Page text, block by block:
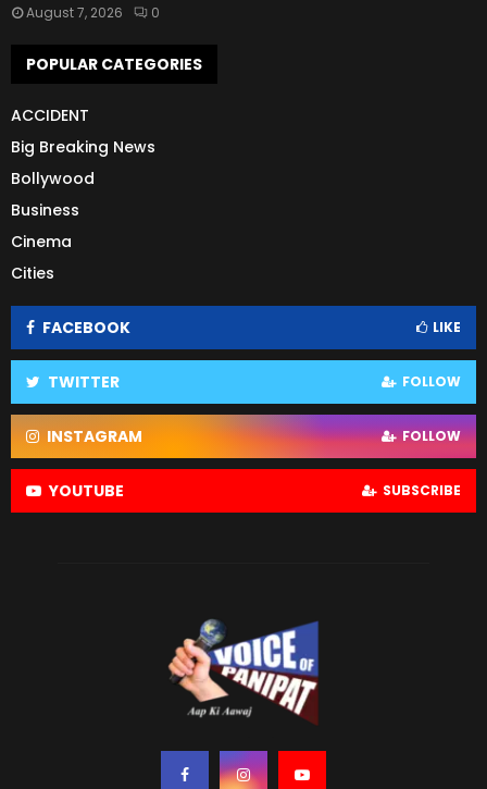
August 7, 2026 0
POPULAR CATEGORIES
ACCIDENT
Big Breaking News
Bollywood
Business
Cinema
Cities
FACEBOOK LIKE
TWITTER FOLLOW
INSTAGRAM FOLLOW
YOUTUBE SUBSCRIBE